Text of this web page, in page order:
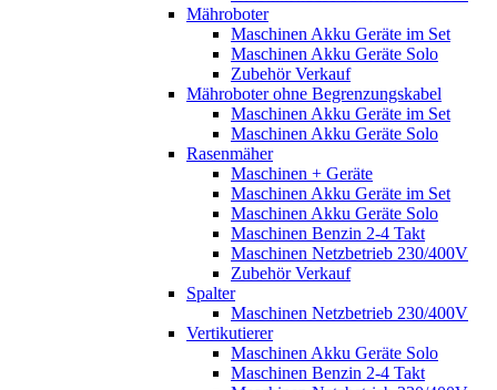
Mähroboter
Maschinen Akku Geräte im Set
Maschinen Akku Geräte Solo
Zubehör Verkauf
Mähroboter ohne Begrenzungskabel
Maschinen Akku Geräte im Set
Maschinen Akku Geräte Solo
Rasenmäher
Maschinen + Geräte
Maschinen Akku Geräte im Set
Maschinen Akku Geräte Solo
Maschinen Benzin 2-4 Takt
Maschinen Netzbetrieb 230/400V
Zubehör Verkauf
Spalter
Maschinen Netzbetrieb 230/400V
Vertikutierer
Maschinen Akku Geräte Solo
Maschinen Benzin 2-4 Takt